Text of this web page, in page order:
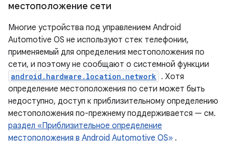
местоположение сети
Многие устройства под управлением Android
Automotive OS не используют стек телефонии,
применяемый для определения местоположения по
сети, и поэтому не сообщают о системной функции
android.hardware.location.network . Хотя
определение местоположения по сети может быть
недоступно, доступ к приблизительному определению
местоположения по-прежнему поддерживается — см.
раздел «Приблизительное определение
местоположения в Android Automotive OS» .